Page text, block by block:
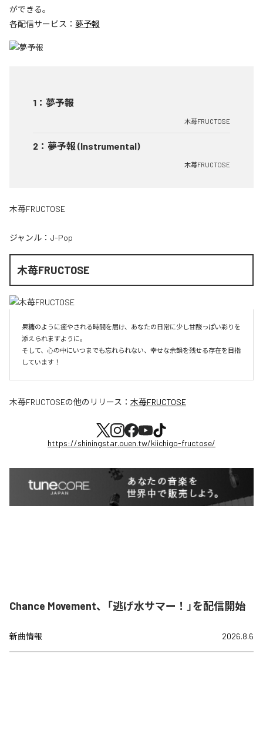
ができる。
各配信サービス： 夢予報
1 ： 夢予報
木苺FRUCTOSE
2 ： 夢予報 (Instrumental)
木苺FRUCTOSE
木苺FRUCTOSE
ジャンル： J-Pop
木苺FRUCTOSE
果糖のように癒やされる時間を届け、あなたの日常に少し甘酸っぱい彩りを
添えられますように。
そして、心の中にいつまでも忘れられない、幸せな余韻を残せる存在を目指
しています！
木苺FRUCTOSEの他のリリース： 木苺FRUCTOSE
https://shiningstar.ouen.tw/kiichigo-fructose/
Chance Movement、「逃げ水サマー！」を配信開始
新曲情報 2026.8.6